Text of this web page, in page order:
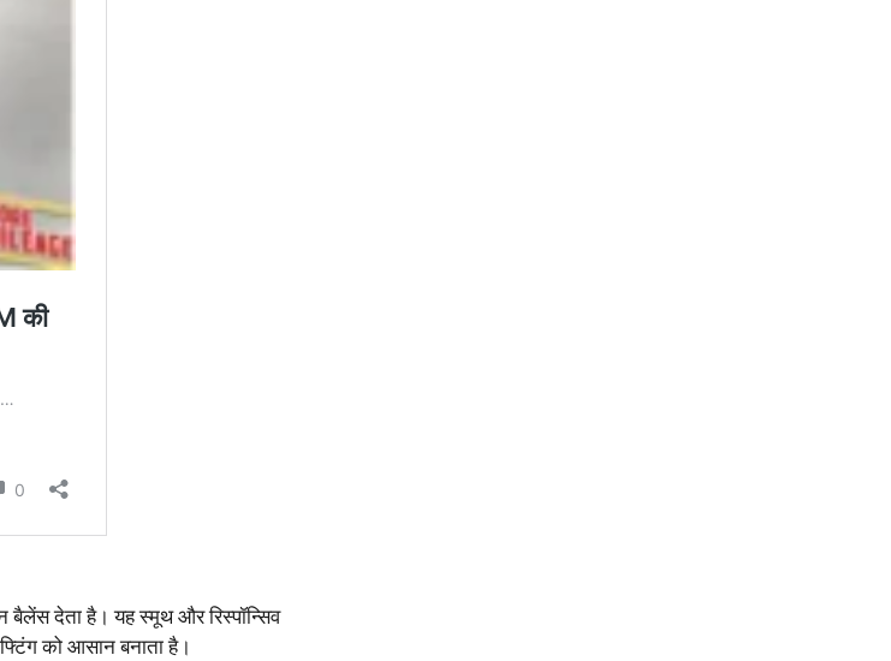
देता है। यह स्मूथ और रिस्पॉन्सिव
को आसान बनाता है।